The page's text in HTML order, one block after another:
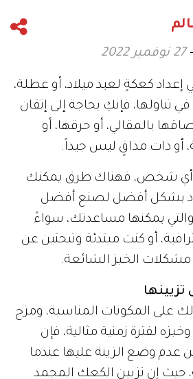
27 نوفمبر 2022
كعكةٍ لعيد ميلاد، أو عطلة،
تناولها، فإنكِ بحاجة إلى إتقان
بالمقالي، أو حرقها، أو
أو ذات مذاقٍ ليس جيداً.
أي شخص، فهناك طرق يمكنك
بشكل أفضل لصنع أفضل
يمكنها مساعدتك، سواءً
أو كنت مبتدئة وتبحثين عن
الخبز الشائعة.
على المكونات المناسبة، ومزج
لفترة زمنية مثالية، فإن
من عدم وضع الزينة عليها عندما
حيث إن تزيين الكعك المجمد